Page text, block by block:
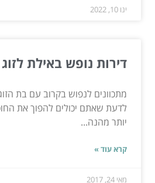
ינו 10, 2022
דירות נופש באילת
מתכוונים לנפוש בקרוב עם בת
לדעת שאתם יכולים להפוך את
יותר מהנה...
קרא עוד »
מאי 24, 2017